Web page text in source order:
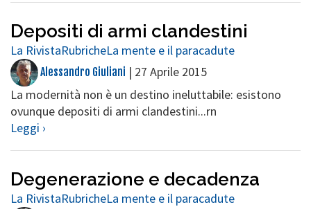
Depositi di armi clandestini
La RivistaRubricheLa mente e il paracadute
Alessandro Giuliani | 27 Aprile 2015
La modernità non è un destino ineluttabile: esistono
ovunque depositi di armi clandestini...rn
Leggi ›
Degenerazione e decadenza
La RivistaRubricheLa mente e il paracadute